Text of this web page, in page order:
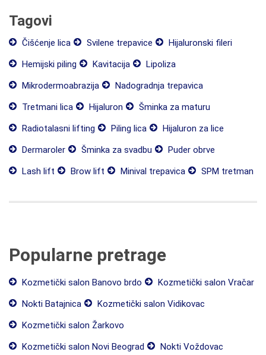
Tagovi
Čišćenje lica Svilene trepavice
Hijaluronski fileri
Hemijski piling
Kavitacija
Lipoliza
Mikrodermoabrazija
Nadogradnja trepavica
Tretmani lica
Hijaluron
Šminka za maturu
Radiotalasni lifting
Piling lica
Hijaluron za lice
Dermaroler
Šminka za svadbu
Puder obrve
Lash lift
Brow lift Minival trepavica SPM tretman
Popularne pretrage
Kozmetički salon Banovo brdo
Kozmetički salon Vračar
Nokti Batajnica
Kozmetički salon Vidikovac
Kozmetički salon Žarkovo
Kozmetički salon Novi Beograd
Nokti Voždovac